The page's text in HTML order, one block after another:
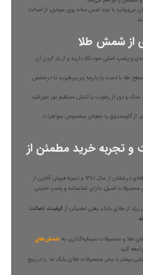
می‌توانید با چند لمس ساده روی موبایل، از اصالت
از شمش طلا
و پلمپ اصلی خود نگه دارید و از باز کردن آن
طلا با دست یا پارچه زبر بپرهیزید تا درخشش
و دور از رطوبت یا تابش مستقیم نور خورشید
از گاوصندوق یا جعبه‌ی مخصوص جواهرات
و تجربه خرید مطمئن از
با سابقه‌ای درخشان از سال ۱۳۸۱ و تجربه فروش آنلاین از
ارائه‌ی محصولات اصیل، دارای شناسنامه و پلمپ امنیتی
کیفیت، اصالت
.
طلا و محصولات سرمایه‌گذاری، به شمش‌های
کنید.
بیشتر با سایر محصولات طلای بابک ما را در پیج